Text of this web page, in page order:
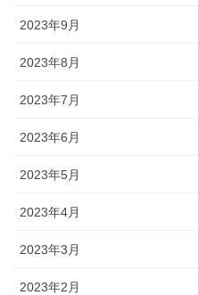
2023年9月
2023年8月
2023年7月
2023年6月
2023年5月
2023年4月
2023年3月
2023年2月